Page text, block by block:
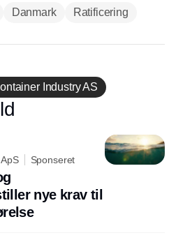
Danmark
Ratificering
Industry AS
Annonce
Sponseret
nye krav til